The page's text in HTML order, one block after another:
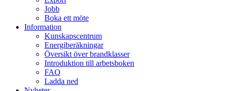
Jobb
Boka ett möte
Information
Kunskapscentrum
Energiberäkningar
Översikt över brandklasser
Introduktion till arbetsboken
FAQ
Ladda ned